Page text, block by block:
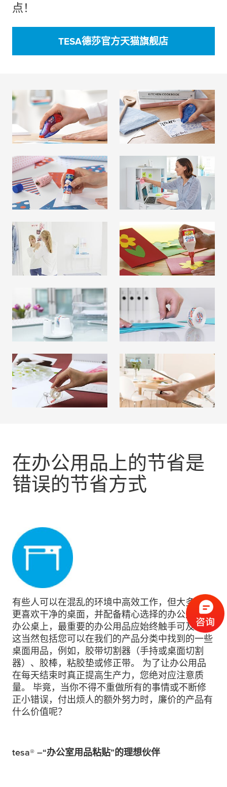
点！
TESA德莎官方天猫旗舰店
胶粘辊
阅读更多
修正带
阅读更多
固体胶棒
阅读更多
便利贴
阅读更多
胶粘垫 液体胶
阅读更多
胶带切割器
阅读更多
透明胶带
阅读更多
照片固定
阅读更多
生活助手
阅读更多
在办公用品上的节省是
错误的节省方式
有些人可以在混乱的环境中高效工作，但大多数人
更喜欢干净的桌面，并配备精心选择的办公用品。
办公桌上，最重要的办公用品应始终触手可及。
这当然包括您可以在我们的产品分类中找到的一些
桌面用品，例如，胶带切割器（手持或桌面切割
器）、胶棒，粘胶垫或修正带。 为了让办公用品
在每天结束时真正提高生产力，您绝对应注意质
量。 毕竟，当你不得不重做所有的事情或不断修
正小错误，付出烦人的额外努力时，廉价的产品有
什么价值呢？
tesa® –“办公室用品粘贴”的理想伙伴